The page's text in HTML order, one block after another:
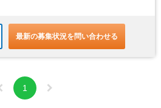
最新の募集状況を問い合わせる
1